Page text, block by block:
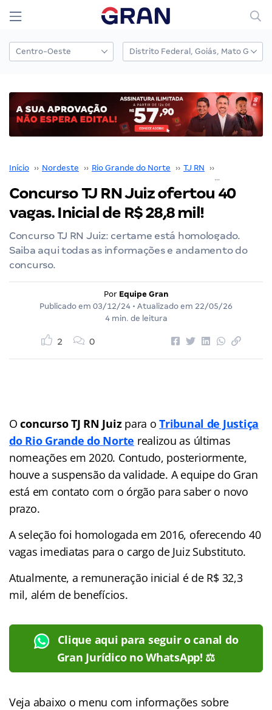
Início ›› Nordeste ›› Rio Grande do Norte ›› TJ RN ››
Concurso TJ RN Juiz ofertou 40
vagas. Inicial de R$ 28,8 mil!
Concurso TJ RN Juiz: certame está homologado.
Saiba aqui todas as informações e andamento do
concurso.
Por Equipe Gran
Publicado em 03/12/24 • Atualizado em 22/05/26
4 min. de leitura
2 0
Oconcurso TJ RN Juizpara oTribunal de Justiça
do Rio Grande do Norte realizou as últimas
nomeações em 2020. Contudo, posteriormente,
houve a suspensão da validade. A equipe do Gran
está em contato com o órgão para saber o novo
prazo.
A seleção foi homologada em 2016, oferecendo 40
vagas imediatas para o cargo de Juiz Substituto.
Atualmente, a remuneração inicial é de R$ 32,3
mil, além de benefícios.
Clique aqui para seguir o canal do
Gran Jurídico no WhatsApp! ⚖️
Veja abaixo o menu com informações sobre